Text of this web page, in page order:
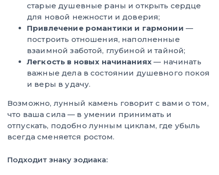
старые душевные раны и открыть сердце
для новой нежности и доверия;
Привлечение романтики и гармонии —
построить отношения, наполненные
взаимной заботой, глубиной и тайной;
Легкость в новых начинаниях — начинать
важные дела в состоянии душевного покоя
и веры в удачу.
Возможно, лунный камень говорит с вами о том,
что ваша сила — в умении принимать и
отпускать, подобно лунным циклам, где убыль
всегда сменяется ростом.
Подходит знаку зодиака: